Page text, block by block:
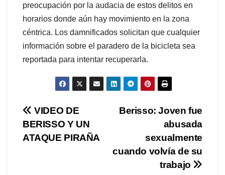
preocupación por la audacia de estos delitos en
horarios donde aún hay movimiento en la zona
céntrica. Los damnificados solicitan que cualquier
información sobre el paradero de la bicicleta sea
reportada para intentar recuperarla.
Navegación
de
Berisso: Joven fue
abusada
sexualmente
cuando volvía de su
trabajo
VIDEO DE
BERISSO Y UN
ATAQUE PIRAÑA